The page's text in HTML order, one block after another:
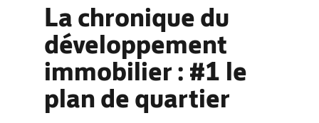
La chronique du
développement
immobilier : #1 le
plan de quartier